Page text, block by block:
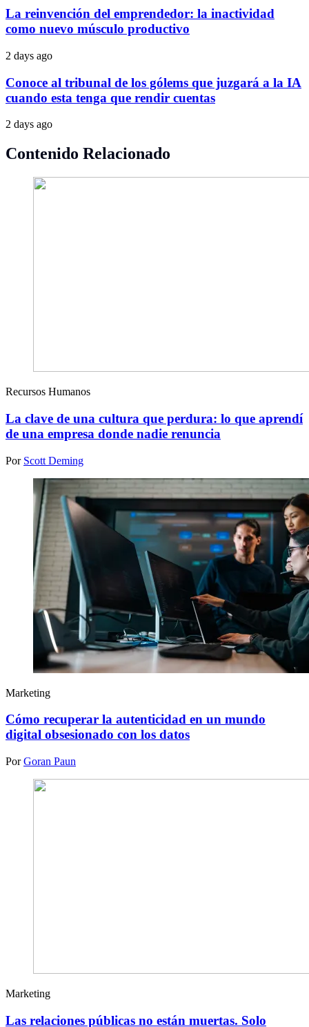
La reinvención del emprendedor: la inactividad
como nuevo músculo productivo
2 days ago
Conoce al tribunal de los gólems que juzgará a la IA
cuando esta tenga que rendir cuentas
2 days ago
Contenido Relacionado
Recursos Humanos
La clave de una cultura que perdura: lo que aprendí
de una empresa donde nadie renuncia
Por Scott Deming
Marketing
Cómo recuperar la autenticidad en un mundo
digital obsesionado con los datos
PorGoran Paun
Marketing
Las relaciones públicas no están muertas. Solo